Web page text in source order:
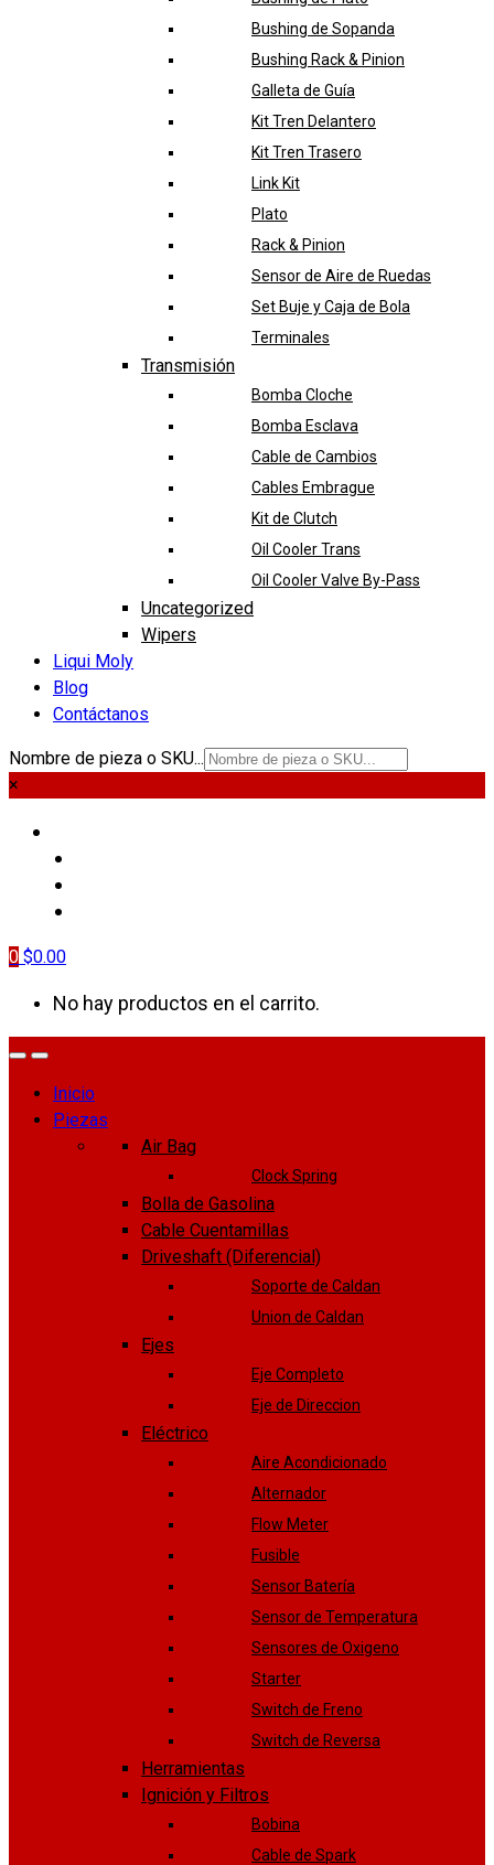
Bushing de Sopanda
Bushing Rack & Pinion
Galleta de Guía
Kit Tren Delantero
Kit Tren Trasero
Link Kit
Plato
Rack & Pinion
Sensor de Aire de Ruedas
Set Buje y Caja de Bola
Terminales
Transmisión
Bomba Cloche
Bomba Esclava
Cable de Cambios
Cables Embrague
Kit de Clutch
Oil Cooler Trans
Oil Cooler Valve By-Pass
Uncategorized
Wipers
Liqui Moly
Blog
Contáctanos
Nombre de pieza o SKU...
×
0 $0.00
No hay productos en el carrito.
Inicio
Piezas
Air Bag
Clock Spring
Bolla de Gasolina
Cable Cuentamillas
Driveshaft (Diferencial)
Soporte de Caldan
Union de Caldan
Ejes
Eje Completo
Eje de Direccion
Eléctrico
Aire Acondicionado
Alternador
Flow Meter
Fusible
Sensor Batería
Sensor de Temperatura
Sensores de Oxigeno
Starter
Switch de Freno
Switch de Reversa
Herramientas
Ignición y Filtros
Bobina
Cable de Spark